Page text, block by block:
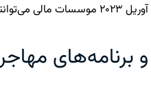
ارائه دهند.
و برنامه‌های